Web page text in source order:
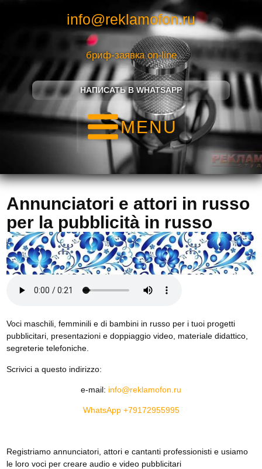
info@reklamofon.ru
бриф-заявка on-line
НАПИСАТЬ В WHATSAPP
MENU
Annunciatori e attori in russo
per la pubblicità in russo
Voci maschili, femminili e di bambini in russo per i tuoi progetti
pubblicitari, presentazioni e doppiaggio video, materiale didattico,
segreterie telefoniche.
Scrivici a questo indirizzo:
e-mail: info@reklamofon.ru
WhatsApp +79172955995
Registriamo annunciatori, attori e cantanti professionisti e usiamo
le loro voci per creare audio e video pubblicitari